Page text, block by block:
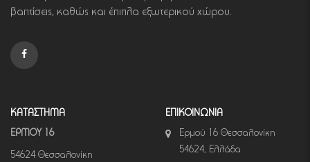
βαπτίσεις, καθώς και έπιπλα εξωτερικού χώρου.
ΚΑΤΑΣΤΗΜΑ
ΕΡΜΟΥ 16
54624 Θεσσαλονίκη
ΕΠΙΚΟΙΝΩΝΙΑ
Ερμού 16 Θεσσαλονίκη
54624, Ελλάδα